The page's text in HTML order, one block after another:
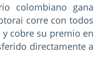
colombiano gana
corre con todos
cobre su premio en
directamente a